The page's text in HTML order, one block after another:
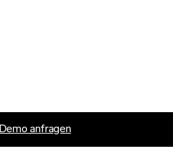
Demo anfragen